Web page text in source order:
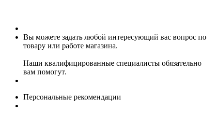
Вы можете задать любой интересующий вас вопрос по
товару или работе магазина.
Наши квалифицированные специалисты обязательно
вам помогут.
Персональные рекомендации